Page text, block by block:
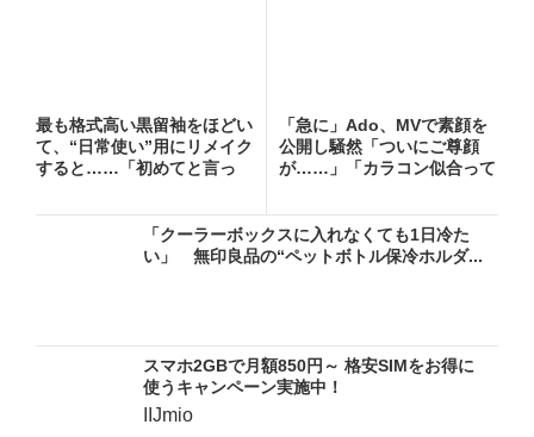
最も格式高い黒留袖をほどい
て、“日常使い”用にリメイク
すると……「初めてと言っ
「急に」Ado、MVで素顔を
公開し騒然「ついにご尊顔
が……」「カラコン似合って
「クーラーボックスに入れなくても1日冷た
い」 無印良品の“ペットボトル保冷ホルダ...
スマホ2GBで月額850円～ 格安SIMをお得に
使うキャンペーン実施中！
IIJmio